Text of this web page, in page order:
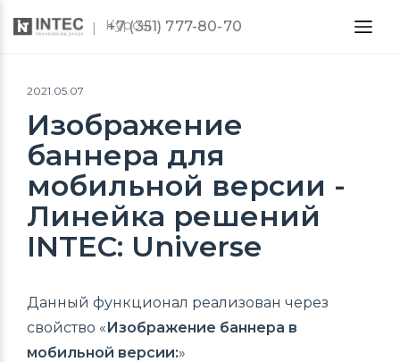
Курсы
+7 (351) 777-80-70
2021.05.07
Изображение
баннера для
мобильной версии -
Линейка решений
INTEC: Universe
Данный функционал реализован через
свойство «Изображение баннера в
мобильной версии:»